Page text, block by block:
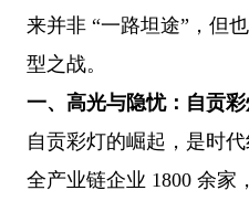
来并非 “一路坦途”，但
型之战。
一、高光与隐忧：自贡
自贡彩灯的崛起，是时
全产业链企业 1800 余家